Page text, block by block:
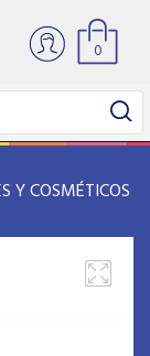
0
Y COSMÉTICOS